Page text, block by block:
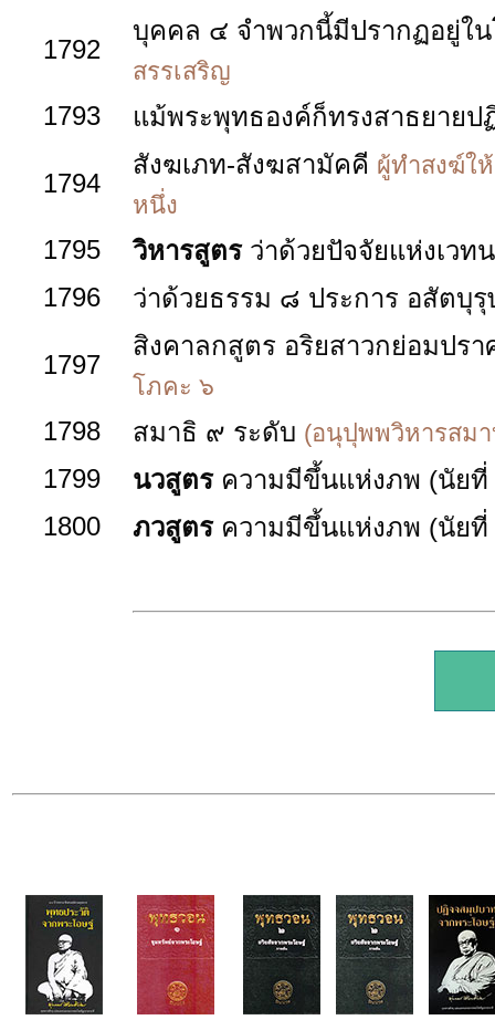
1792
บุคคล ๔ จำพวกนี้มีปรากฏอยู่ใ
สรรเสริญ
1793 แม้พระพุทธองค์ก็ทรงสาธยาย
1794
สังฆเภท-สังฆสามัคคี ผู้ทำสงฆ์ใ
หนึ่ง
1795 วิหารสูตร ว่าด้วยปัจจัยแห่งเว
1796
ว่าด้วยธรรม ๘ ประการ อสัตบุ
1797
สิงคาลกสูตร อริยสาวกย่อมปร
โภคะ ๖
1798 สมาธิ ๙ ระดับ (อนุปุพพวิหารสม
1799 นวสูตร ความมีขึ้นแห่งภพ (นัย
1800
ภวสูตร ความมีขึ้นแห่งภพ (นัย